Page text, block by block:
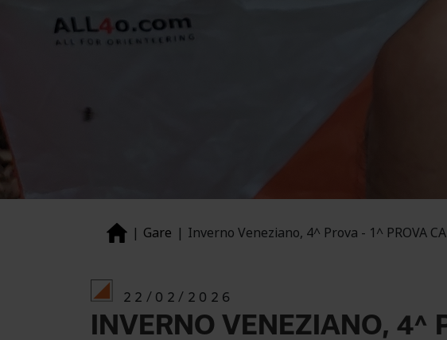
Gare Inverno Veneziano, 4^ Prova - 1^ PROVA
22/02/2026
INVERNO VENEZIANO, 4^